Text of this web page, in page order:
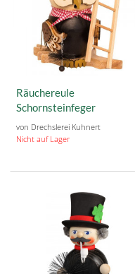
Räuchereule
Schornsteinfeger
von Drechslerei Kuhnert
Nicht auf Lager